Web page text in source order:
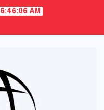
6:46:07 AM